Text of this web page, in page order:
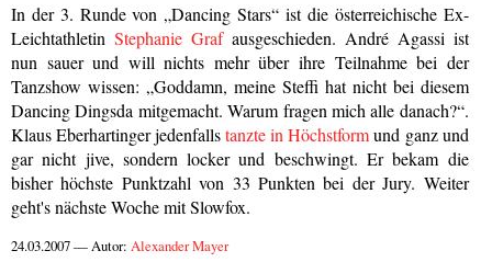
In der 3. Runde von „Dancing Stars“ ist die österreichische Ex-
Leichtathletin Stephanie Grafausgeschieden. André Agassi ist
nun sauer und will nichts mehr über ihre Teilnahme bei der
Tanzshow wissen: „Goddamn, meine Steffi hat nicht bei diesem
Dancing Dingsda mitgemacht. Warum fragen mich alle danach?“.
Klaus Eberhartinger jedenfallstanzte in Höchstformund ganz und
gar nicht jive, sondern locker und beschwingt. Er bekam die
bisher höchste Punktzahl von 33 Punkten bei der Jury. Weiter
geht's nächste Woche mit Slowfox.
24.03.2007 — Autor: Alexander Mayer